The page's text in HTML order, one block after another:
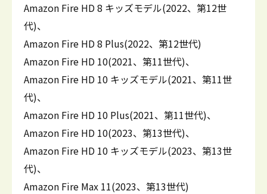
Amazon Fire HD 8 キッズモデル(2022、第12世
代)、
Amazon Fire HD 8 Plus(2022、第12世代)
Amazon Fire HD 10(2021、第11世代)、
Amazon Fire HD 10 キッズモデル(2021、第11世
代)、
Amazon Fire HD 10 Plus(2021、第11世代)、
Amazon Fire HD 10(2023、第13世代)、
Amazon Fire HD 10 キッズモデル(2023、第13世
代)、
Amazon Fire Max 11(2023、第13世代)